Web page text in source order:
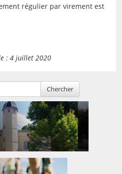
régulier par virement est
: 4 juillet 2020
Chercher